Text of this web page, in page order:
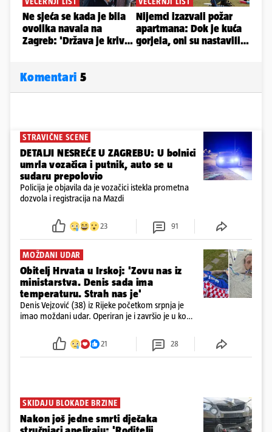
Komentari 5
STRAVIČNE SCENE
DETALJI NESREĆE U ZAGREBU: U bolnici
umrla vozačica i putnik, auto se u
sudaru prepolovio
Policija je objavila da je vozačici istekla prometna
dozvola i registracija na Mazdi
23 91
MOŽDANI UDAR
Obitelj Hrvata u Irskoj: 'Zovu nas iz
ministarstva. Denis sada ima
temperaturu. Strah nas je'
Denis Vejzović (38) iz Rijeke početkom srpnja je
imao moždani udar. Operiran je i završio je u komi.
tamošnji liječnici ne vjeruju u oporavak: 'Imamo
21 28
SKIDAJU BLOKADE BRZINE
Nakon još jedne smrti dječaka